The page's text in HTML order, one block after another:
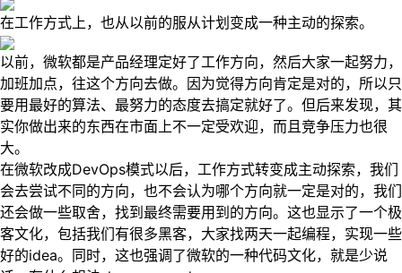
在工作方式上，也从以前的服从计划变成一种主动的探索。
以前，微软都是产品经理定好了工作方向，然后大家一起努力，
加班加点，往这个方向去做。因为觉得方向肯定是对的，所以只
要用最好的算法、最努力的态度去搞定就好了。但后来发现，其
实你做出来的东西在市面上不一定受欢迎，而且竞争压力也很
大。
在微软改成DevOps模式以后，工作方式转变成主动探索，我们
会去尝试不同的方向，也不会认为哪个方向就一定是对的，我们
还会做一些取舍，找到最终需要用到的方向。这也显示了一个极
客文化，包括我们有很多黑客，大家找两天一起编程，实现一些
好的idea。同时，这也强调了微软的一种代码文化，就是少说